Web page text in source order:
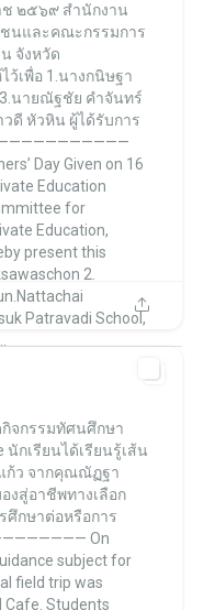
ช ๒๕๖๙ สำนักงาน
ชนและคณะกรรมการ
จังหวัด
ว้เพื่อ 1.นางกนิษฐา
3.นายณัฐชัย คำจันทร์
วดี หัวหิน ผู้ได้รับการ
Day Given on 16
Education
for
Education,
present this
2.
Patravadi School,
กิจกรรมทัศนศึกษา
นักเรียนได้เรียนรู้เส้น
ก้ว จากคุณณัฏฐา
งสู่อาชีพทางเลือก
ศึกษาต่อหรือการ
On
subject for
field trip was
Students